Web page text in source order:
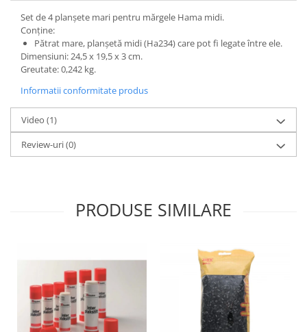
Diverse jucarii educative
Apa si nisip
Dezvoltarea limbajului
Figurine
Montessori
Spații de joacă
Educatie inovativa
Dezvoltare timpurie
Jucării interactive
Lumina
Lumini si culori
Set de 4 planșete mari pentru mărgele Hama midi.
Conține:
Pătrat mare, planșetă midi (Ha234) care pot fi legate între ele.
Dimensiuni: 24,5 x 19,5 x 3 cm.
Greutate: 0,242 kg.
Informatii conformitate produs
Video (1)
Review-uri(0)
PRODUSE SIMILARE